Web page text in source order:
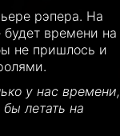
рэпера. На
времени на
не пришлось и
у нас времени,
летать на